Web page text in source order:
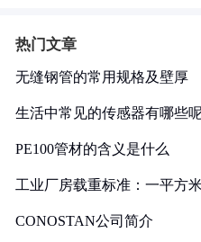
热门文章
无缝钢管的常用规格及壁厚
生活中常见的传感器有哪些
PE100管材的含义是什么
工业厂房载重标准：一平方
CONOSTAN公司简介